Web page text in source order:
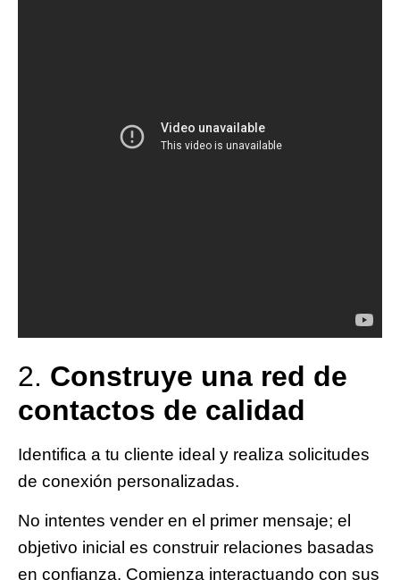
2. Construye una red de
contactos de calidad
Identifica a tu cliente ideal y realiza solicitudes
de conexión personalizadas.
No intentes vender en el primer mensaje; el
objetivo inicial es construir relaciones basadas
en confianza. Comienza interactuando con sus